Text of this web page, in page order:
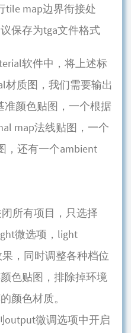
tile map边界衔接处
保存为tga文件格式
软件中，将上述标
材质图，我们需要输出
准颜色贴图，一个根据
map法线贴图，一个
，还有一个ambient
所有项目，只选择
微选项，light
，同时调整各种档位
色贴图，排除掉环境
颜色材质。
output微调选项中开启